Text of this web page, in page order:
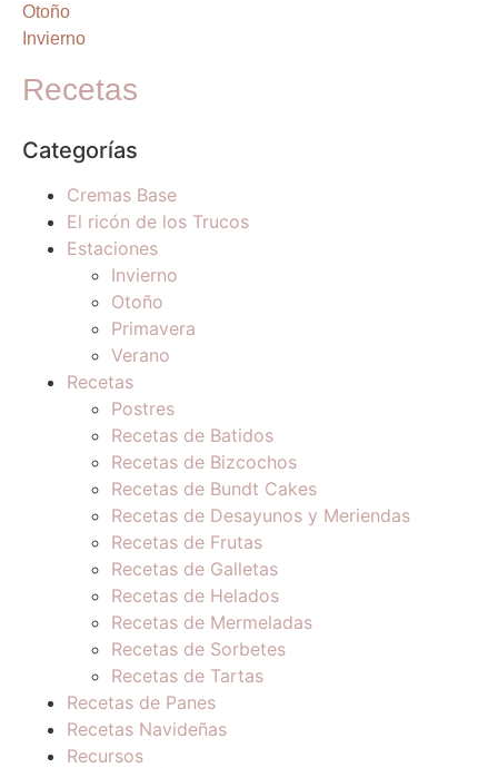
Otoño
Invierno
Recetas
Categorías
Cremas Base
El ricón de los Trucos
Estaciones
Invierno
Otoño
Primavera
Verano
Recetas
Postres
Recetas de Batidos
Recetas de Bizcochos
Recetas de Bundt Cakes
Recetas de Desayunos y Meriendas
Recetas de Frutas
Recetas de Galletas
Recetas de Helados
Recetas de Mermeladas
Recetas de Sorbetes
Recetas de Tartas
Recetas de Panes
Recetas Navideñas
Recursos